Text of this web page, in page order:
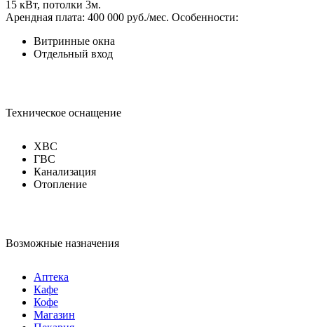
15 кВт, потолки 3м.
Арендная плата: 400 000 руб./мес. Особенности:
Витринные окна
Отдельный вход
Техническое оснащение
ХВС
ГВС
Канализация
Отопление
Возможные назначения
Аптека
Кафе
Кофе
Магазин